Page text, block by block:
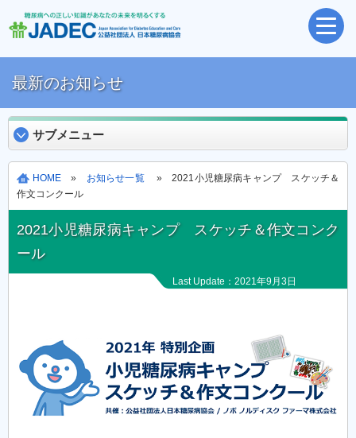
最新のお知らせ
サブメニュー
HOME » お知らせ一覧» 2021小児糖尿病キャンプ スケッチ＆
作文コンクール
2021小児糖尿病キャンプ スケッチ＆作文コンク
ール
Last Update：2021年9月3日